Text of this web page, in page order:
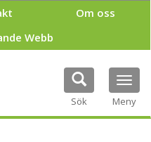
Om oss
Webb
Sök Meny